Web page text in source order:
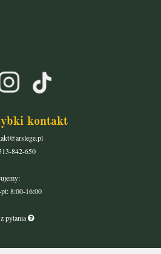
kontakt
842-650
8:00-16:00
pytania